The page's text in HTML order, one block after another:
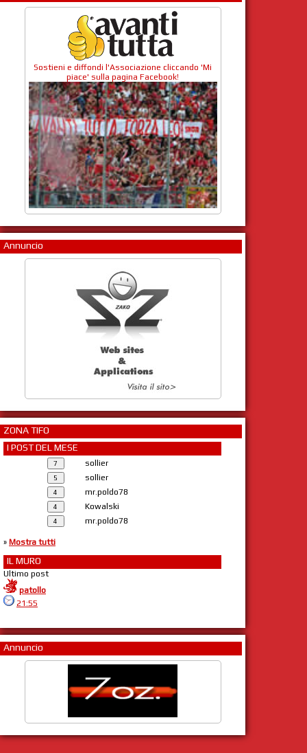
Sostieni e diffondi l'Associazione cliccando 'Mi
piace' sulla pagina Facebook!
Annuncio
ZONA TIFO
I POST DEL MESE
sollier
sollier
mr.poldo78
Kowalski
mr.poldo78
» Mostra tutti
IL MURO
Ultimo post
patollo
21:55
Annuncio